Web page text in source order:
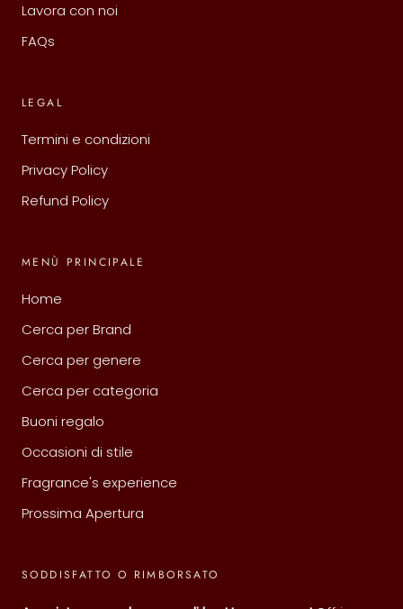
Lavora con noi
FAQs
LEGAL
Termini e condizioni
Privacy Policy
Refund Policy
MENÙ PRINCIPALE
Home
Cerca per Brand
Cerca per genere
Cerca per categoria
Buoni regalo
Occasioni di stile
Fragrance's experience
Prossima Apertura
SODDISFATTO O RIMBORSATO